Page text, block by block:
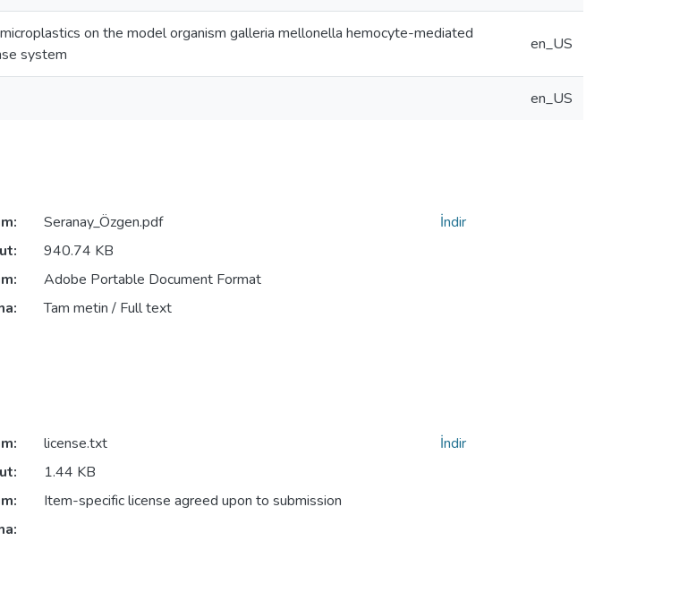
on the model organism galleria mellonella hemocyte-mediated
system
en_US
en_US
Seranay_Özgen.pdf
940.74 KB
Adobe Portable Document Format
Tam metin / Full text
İndir
license.txt
1.44 KB
Item-specific license agreed upon to submission
İndir